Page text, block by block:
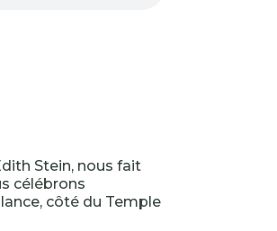
Stein, nous fait
célébrons
côté du Temple